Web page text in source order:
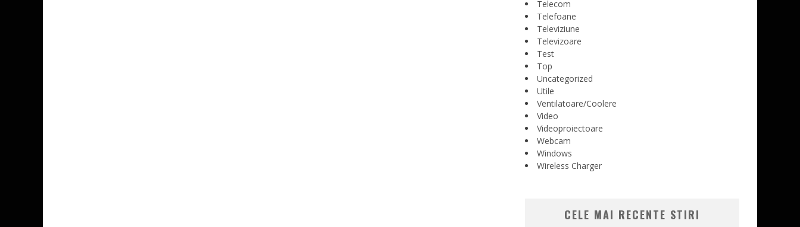
Telecom
Telefoane
Televiziune
Televizoare
Test
Top
Uncategorized
Utile
Ventilatoare/Coolere
Video
Videoproiectoare
Webcam
Windows
Wireless Charger
CELE MAI RECENTE STIRI